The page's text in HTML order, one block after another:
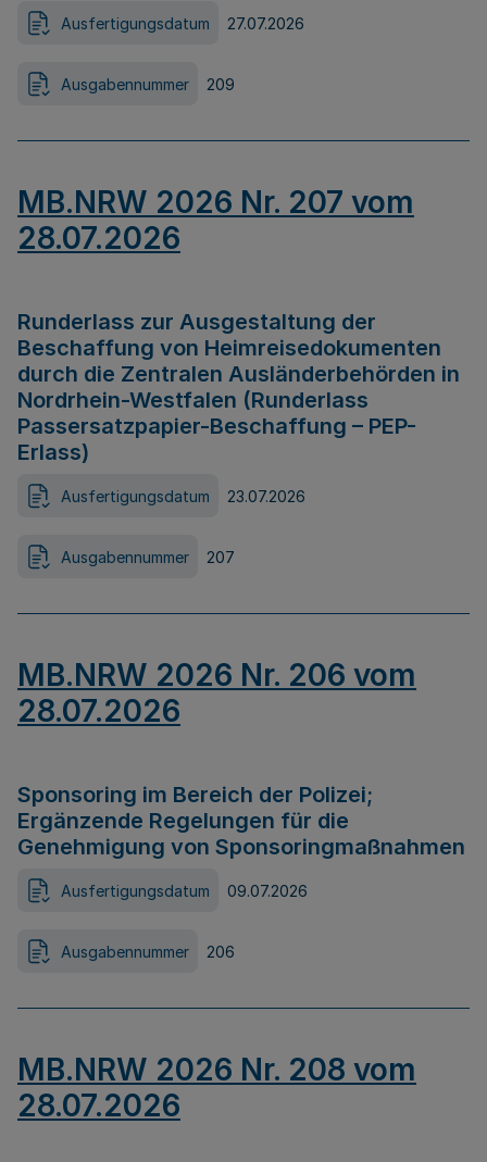
Ausfertigungsdatum 27.07.2026
Ausgabennummer 209
MB.NRW 2026 Nr. 207 vom
28.07.2026
Runderlass zur Ausgestaltung der
Beschaffung von Heimreisedokumenten
durch die Zentralen Ausländerbehörden in
Nordrhein-Westfalen (Runderlass
Passersatzpapier-Beschaffung – PEP-
Erlass)
Ausfertigungsdatum 23.07.2026
Ausgabennummer 207
MB.NRW 2026 Nr. 206 vom
28.07.2026
Sponsoring im Bereich der Polizei;
Ergänzende Regelungen für die
Genehmigung von Sponsoringmaßnahmen
Ausfertigungsdatum 09.07.2026
Ausgabennummer 206
MB.NRW 2026 Nr. 208 vom
28.07.2026